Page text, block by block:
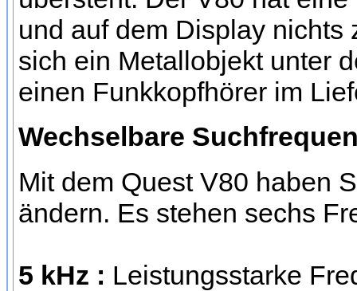
und auf dem Display nichts
sich ein Metallobjekt unter
einen Funkkopfhörer im
Wechselbare
Mit dem Quest V80 haben
ändern. Es stehen sechs
5 kHz : Leistungsstarke